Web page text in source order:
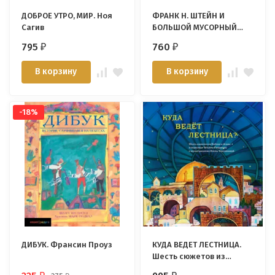
ДОБРОЕ УТРО, МИР. Ноя
Сагив
795₽
В корзину
ФРАНК Н. ШТЕЙН И
БОЛЬШОЙ МУСОРНЫЙ
760₽
В корзину
-18%
ДИБУК. Франсин Проуз
КУДА ВЕДЕТ ЛЕСТНИЦА.
Шесть сюжетов из